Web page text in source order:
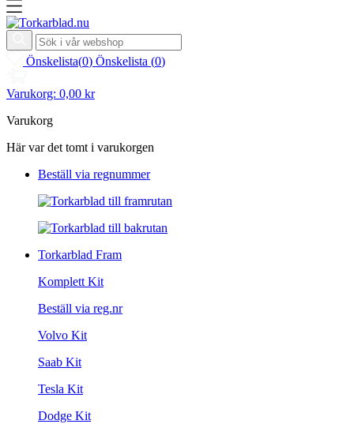
Önskelista(0) Önskelista (0)
Varukorg: 0,00 kr
Varukorg
Här var det tomt i varukorgen
Beställ via regnummer
Torkarblad Fram
Komplett Kit
Beställ via reg.nr
Volvo Kit
Saab Kit
Tesla Kit
Dodge Kit